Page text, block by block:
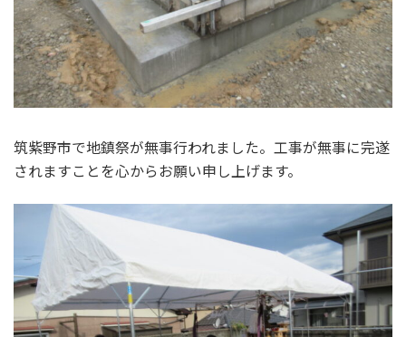
筑紫野市で地鎮祭が無事行われました。工事が無事に完遂
されますことを心からお願い申し上げます。